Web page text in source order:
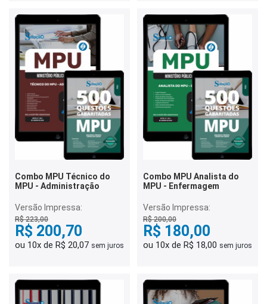
Combo MPU Técnico do
MPU - Administração
Versão Impressa:
R$ 223,00
R$ 200,70
ou 10x de R$ 20,07 sem juros
Combo MPU Analista do
MPU - Enfermagem
Versão Impressa:
R$ 200,00
R$ 180,00
ou 10x de R$ 18,00 sem juros